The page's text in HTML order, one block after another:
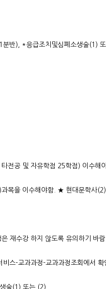
반), *응급조치및심폐소생술(1)
전공 및 자유학점 25학점) 이수해
목을 이수해야함. ★ 현대문학사
재수강 하지 않도록 유의하기 바람
스-교과과정-교과과정조회에서 확
술(1) 또는 (2)